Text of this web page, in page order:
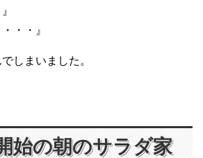
・・』
しまいました。
始の朝のサラダ家